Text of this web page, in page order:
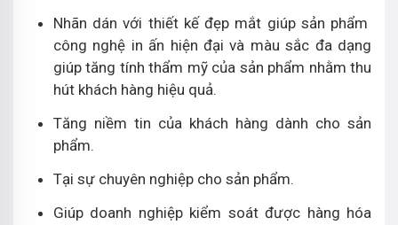
Nhãn dán với thiết kế đẹp mắt giúp sản phẩm
công nghệ in ấn hiện đại và màu sắc đa dạng
giúp tăng tính thẩm mỹ của sản phẩm nhằm thu
hút khách hàng hiệu quả.
Tăng niềm tin của khách hàng dành cho sản
phẩm.
Tại sự chuyên nghiệp cho sản phẩm.
Giúp doanh nghiệp kiểm soát được hàng hóa